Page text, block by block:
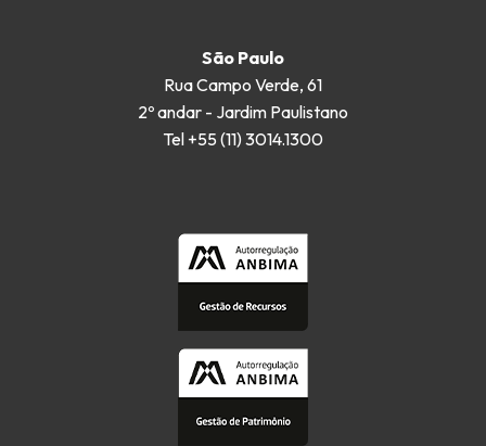
São Paulo
Rua Campo Verde, 61
2º andar - Jardim Paulistano
Tel +55 (11) 3014.1300